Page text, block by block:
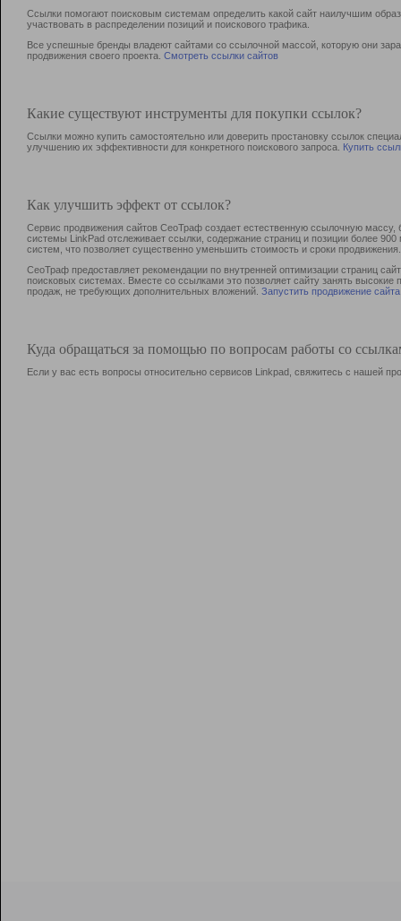
Ссылки помогают поисковым системам определить какой сайт наилучшим
участвовать в раcпределении позиций и поискового трафика.
Все успешные бренды владеют сайтами со ссылочной массой, которую они
продвижения своего проекта. Смотреть ссылки сайтов
Какие существуют инструменты для покупки ссылок?
Ссылки можно купить самостоятельно или доверить простановку ссылок
улучшению их эффективности для конкретного поискового запроса. Купить
Как улучшить эффект от ссылок?
Сервис продвижения сайтов СеоТраф создает естественную ссылочную
системы LinkPad отслеживает ссылки, содержание страниц и позиции более
систем, что позволяет существенно уменьшить стоимость и сроки продвижения.
СеоТраф предоставляет рекомендации по внутренней оптимизации страниц
поисковых системах. Вместе со ссылками это позволяет сайту занять
продаж, не требующих дополнительных вложений. Запустить продвижение сайта
Куда обращаться за помощью по вопросам работы со
Если у вас есть вопросы относительно сервисов Linkpad, свяжитесь с нашей